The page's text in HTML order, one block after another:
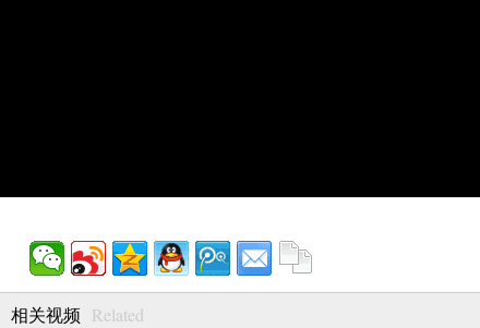
相关视频 Related